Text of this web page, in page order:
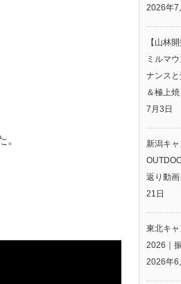
。
2026年7
【山林
ミルマ
ナンス
＆極上
7月3日
新潟キ
返り動画
21日
東北キ
2026｜
2026年6